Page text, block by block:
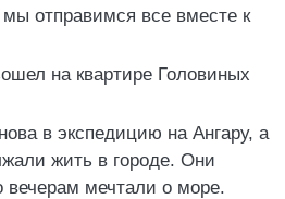
отправимся все вместе к
на квартире Головиных
в экспедицию на Ангару, а
жить в городе. Они
вечерам мечтали о море.